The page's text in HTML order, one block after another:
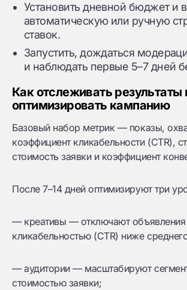
Установить дневной бюджет и
автоматическую или ручную
ставок.
Запустить, дождаться
и наблюдать первые 5–7 дней
Как отслеживать результаты
оптимизировать кампанию
Базовый набор метрик — показы,
коэффициент кликабельности (CTR),
стоимость заявки и коэффициент
После 7–14 дней оптимизируют три
— креативы — отключают объявления
кликабельностью (CTR) ниже
— аудитории — масштабируют
стоимостью заявки;